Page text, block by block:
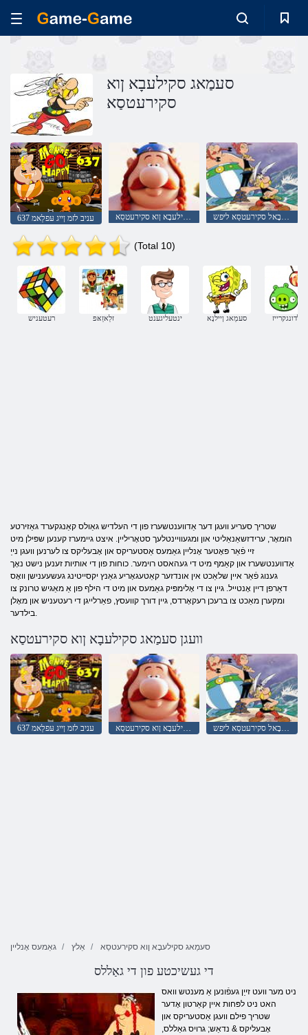
סעמַאג סקילעבָא ןוא
סקירעטסַא
637 עניב לזמ ןייג עּפלַאמ שינעטער געזבָאל סקילעבָא ןוא סקירעטסַא גנולמַאז שינעטער געזבָאל סקירעטסַא ליּפש
(Total 10)
רעטעניש זלַאזַאּפ ינטעליגענט סעמַאג ןיילנָא בילדונגקרייז
שטריך סעריע וועגן דער אַדווענטשערז פון די העלדיש גאַולס קאַנגקערד גאַזירטע
הומאָר, ערידזשאַנאַליטי און ומגעוויינטלעך סטאָריליין. איצט גיימערז קענען שפּילן מיט
זיי פֿאַר פּאָטער אָנליין גאַמעס אַסטעריקס און אָבעליקס צו לערנען וועגן נייַ
אַדווענטשערז און קאַמף מיט די געהאסט רוימער. כוחות פון די אותיות זענען נישט נאָך
גענוג פֿאַר איין שלאַכט אין אונדזער קאַטעגאָריע גאַנץ יקסייטינג געשעענישן וואָס
דאַרפן דיין אָנטייל. גיין צו די אָלימפּיק גאַמעס און מיט די הילף פון אַ מאַגיש טרונק צו
ומקערן מאַכט צו ברעכן רעקאָרדס, גיין דורך קוועסץ, פאַרלייגן די רעטעניש און מאָלן
בילדער.
וועגן סעמַאג סקילעבָא ןוא סקירעטסַא
637 עניב לזמ ןייג עּפלַאמ שינעטער געזבָאל סקילעבָא ןוא סקירעטסַא גנולמַאז שינעטער געזבָאל סקירעטסַא ליּפש
גאַמעס אָנליין אַלץ סעמַאג סקילעבָא ןוא סקירעטסַא
די געשיכטע פון ​​די גאַללס
ניט מער וועט זייַן געפֿונען אַ מענטש וואס
האט ניט לפּחות איין קאַרטון אָדער
שטריך פילם וועגן אַסטעריקס און
אָבעליקס & נדאַש; גרויס גאַללס,